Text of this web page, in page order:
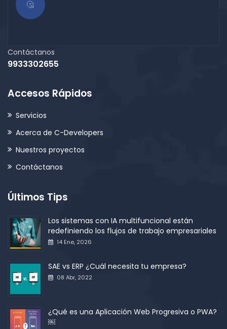
Contáctanos
9933302655
Accesos Rápidos
Servicios
Acerca de C-Developers
Nuestros proyectos
Contáctanos
Últimos Tips
Los sistemas con IA multifuncional están
redefiniendo los flujos de trabajo empresariales
14 Ene, 2026
SAE vs ERP ¿Cuál necesita tu empresa?
08 Abr, 2022
¿Qué es una Aplicación Web Progresiva o PWA?
￼